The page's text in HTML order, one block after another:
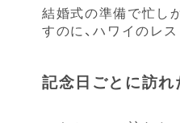
結婚式の準備で忙し
すのに、ハワイのレ
記念日ごとに訪れ